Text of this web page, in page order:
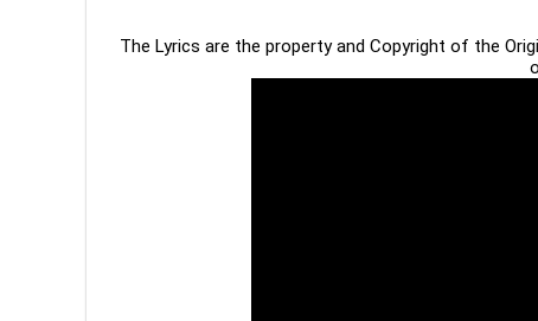
The Lyrics are the property and Copyright of the